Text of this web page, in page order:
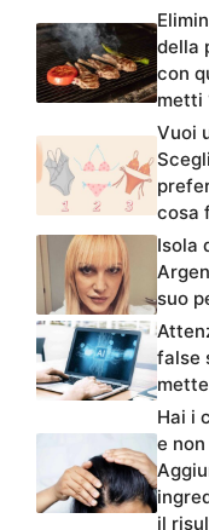
della
con
metti
Vuoi
cosa
Isola
suo
false
Hai i
e
il